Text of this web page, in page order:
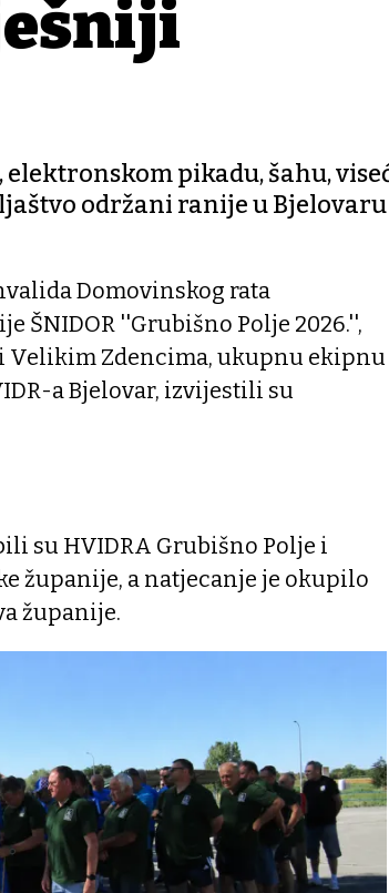
pikadu, šahu,
održani ranije u Bjelovaru
Domovinskog rata
ŠNIDOR ''Grubišno Polje 2026.'',
Velikim Zdencima, ukupnu ekipnu
a Bjelovar, izvijestili su
su HVIDRA Grubišno Polje i
županije, a natjecanje je okupilo
županije.